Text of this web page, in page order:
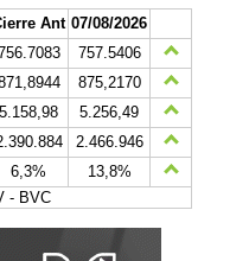
Ant 07/08/2026
757.5406
875,2170
5.158,98
5.256,49
2.466.946
6,3%
13,8%
- BVC